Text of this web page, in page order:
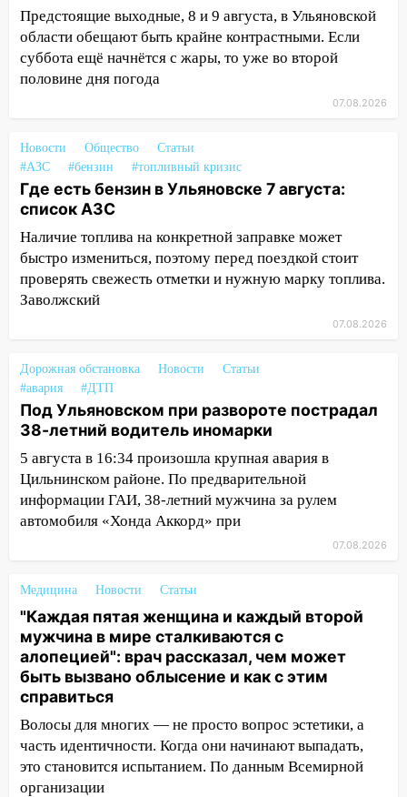
полицейские проведут акцию «Час
пассажира»
13:20 В Ульяновске за один день
обокрали женщину на пляже и
выбросил из машины страйкбольную
гранату: его задержали
12:34
На Ульяновскую область
надвигается сильнейшая непогода: град
12:31 Ульяновец хотел купить иномарку
из Европы и потерял 760 тысяч рублей
пострадал 14-летний подросток
12:00 Где есть бензин в Ульяновске 7
августа: список АЗС
11:50 Заснул рядом с ребёнком и
случайно задушил его: суд вынес
приговор
11:38 В Госдуме предложили отменить
ЕГЭ с 2027 года
11:25 В Ульяновске ИИ будет выявлять
нарушителей на контейнерных
площадках
11:20 Ульяновская шахматистка
Валерия Клейменова выиграла два
золота в составе сборной мира
Предстоящие выходные, 8 и 9 августа, в Ульяновской
области обещают быть крайне контрастными. Если
суббота ещё начнётся с жары, то уже во второй
половине дня погода
07.08.2026
Новости Общество
Статьи
#АЗС
#бензин #топливный кризис
Где есть бензин в Ульяновске 7 августа:
список АЗС
Наличие топлива на конкретной заправке может
быстро измениться, поэтому перед поездкой стоит
проверять свежесть отметки и нужную марку топлива.
Заволжский
07.08.2026
Дорожная обстановка Новости
Статьи
#авария
#ДТП
Под Ульяновском при развороте пострадал
38-летний водитель иномарки
5 августа в 16:34 произошла крупная авария в
Цильнинском районе. По предварительной
информации ГАИ, 38-летний мужчина за рулем
автомобиля «Хонда Аккорд» при
07.08.2026
Медицина Новости Статьи
"Каждая пятая женщина и каждый второй
мужчина в мире сталкиваются с
алопецией": врач рассказал, чем может
быть вызвано облысение и как с этим
справиться
Волосы для многих — не просто вопрос эстетики, а
часть идентичности. Когда они начинают выпадать,
это становится испытанием. По данным Всемирной
организации